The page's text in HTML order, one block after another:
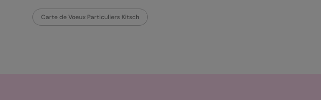
Carte de Voeux Particuliers Kitsch